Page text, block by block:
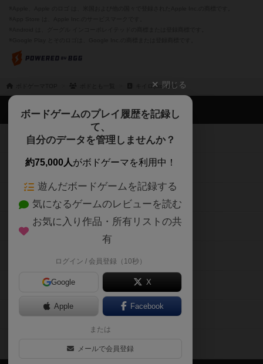
キイロ(tko344)閉じる
ボードゲームのプレイ履歴を記録し
て、
自分のデータを管理しませんか？
約75,000人がボドゲーマを利用中！
遊んだボードゲームを記録する
気になるゲームのレビューを読む
お気に入り作品・所有リストの共
有
ログイン / 会員登録（10秒）
Google X
Apple Facebook
または
メールで会員登録
ボドゲーマTOP
ボードゲームを検索する
ボードゲームの新着レビュー
ボードゲーム会情報
メカニクス特集
掲示板・トピックス
ボドとも・会員一覧
ボードゲーム業界コラム
ボドゲーマご利用案内